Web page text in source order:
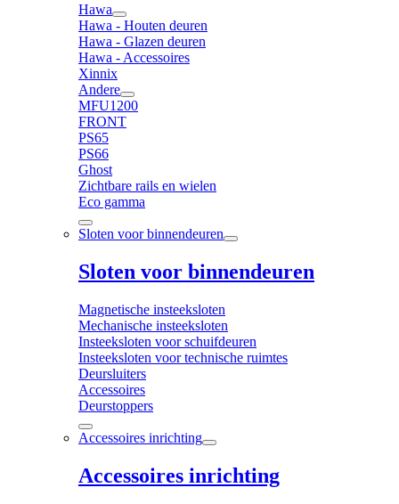
Hawa
Hawa - Houten deuren
Hawa - Glazen deuren
Hawa - Accessoires
Xinnix
Andere
MFU1200
FRONT
PS65
PS66
Ghost
Zichtbare rails en wielen
Eco gamma
Sloten voor binnendeuren
Sloten voor binnendeuren
Magnetische insteeksloten
Mechanische insteeksloten
Insteeksloten voor schuifdeuren
Insteeksloten voor technische ruimtes
Deursluiters
Accessoires
Deurstoppers
Accessoires inrichting
Accessoires inrichting